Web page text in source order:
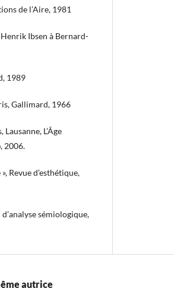
de l’Aire, 1981
Ibsen à Bernard-
1989
Gallimard, 1966
L’Âge
2006.
Revue d’esthétique,
sémiologique,
autrice